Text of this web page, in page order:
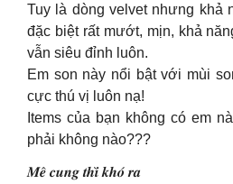
Tuy là dòng velvet nhưng khả
đặc biệt rất mướt, mịn, khả
vẫn siêu đỉnh luôn.
Em son này nổi bật với mùi
cực thú vị luôn nạ!
Items của bạn không có em
phải không nào???
𝑴𝒆̂ 𝒄𝒖𝒏𝒈 𝒕𝒉𝒊̀ 𝒌𝒉𝒐́ 𝒓𝒂